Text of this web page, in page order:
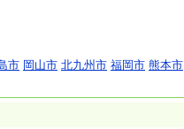
市 岡山市 北九州市 福岡市 熊本市